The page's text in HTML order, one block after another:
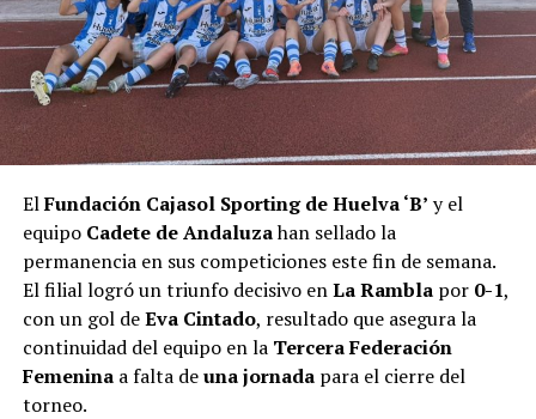
ElFundación Cajasol Sporting de Huelva ‘B’ y el
equipo Cadete de Andaluzahan sellado la
permanencia en sus competiciones este fin de semana.
El filial logró un triunfo decisivo enLa Ramblapor 0-1,
con un gol deEva Cintado, resultado que asegura la
continuidad del equipo en la Tercera Federación
Femeninaa falta deuna jornadapara el cierre del
torneo.